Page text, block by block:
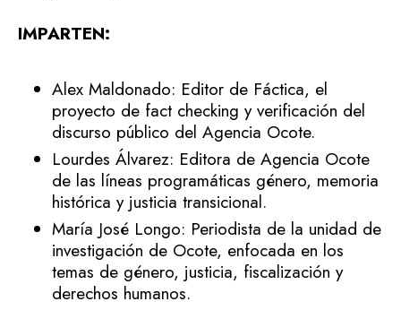
IMPARTEN:
Alex Maldonado: Editor de Fáctica, el
proyecto de fact checking y verificación del
discurso público del Agencia Ocote.
Lourdes Álvarez: Editora de Agencia Ocote
de las líneas programáticas género, memoria
histórica y justicia transicional.
María José Longo: Periodista de la unidad de
investigación de Ocote, enfocada en los
temas de género, justicia, fiscalización y
derechos humanos.​